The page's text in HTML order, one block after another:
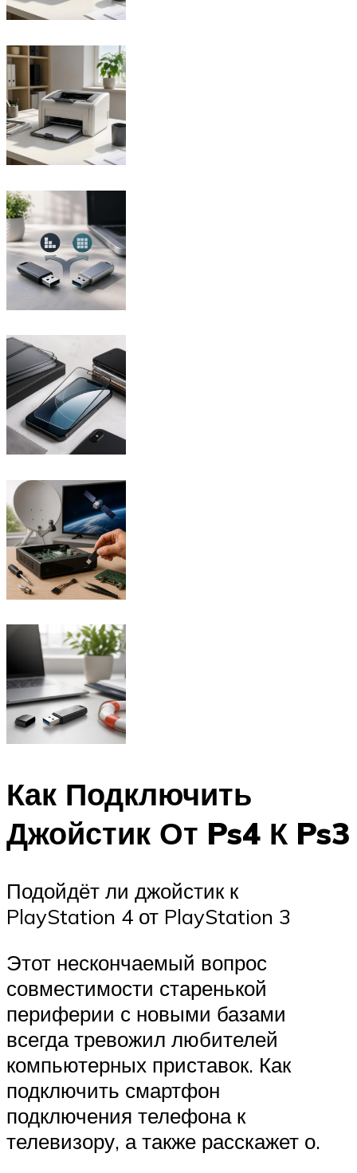
Как Подключить
Джойстик От Ps4 К Ps3
Подойдёт ли джойстик к
PlayStation 4 от PlayStation 3
Этот нескончаемый вопрос
совместимости старенькой
периферии с новыми базами
всегда тревожил любителей
компьютерных приставок. Как
подключить смартфон
подключения телефона к
телевизору, а также расскажет о.